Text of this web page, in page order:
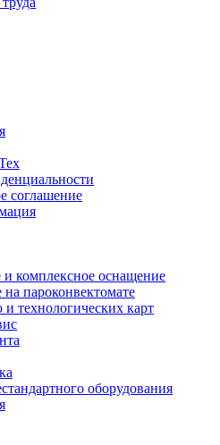
соглашение
комплексное оснащение
пароконвектомате
технологических карт
оборудования